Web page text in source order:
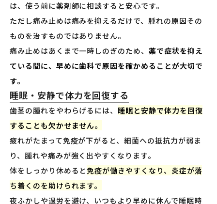
は、使う前に薬剤師に相談すると安心です。
ただし痛み止めは痛みを抑えるだけで、腫れの原因その
ものを治すものではありません。
痛み止めはあくまで一時しのぎのため、 薬で症状を抑え
ている間に、早めに歯科で原因を確かめることが大切で
す。
睡眠・安静で体力を回復する
歯茎の腫れをやわらげるには、 睡眠と安静で体力を回復
することも欠かせません。
疲れがたまって免疫が下がると、細菌への抵抗力が弱ま
り、腫れや痛みが強く出やすくなります。
体をしっかり休めると免疫が働きやすくなり、炎症が落
ち着くのを助けられます。
夜ふかしや過労を避け、いつもより早めに休んで睡眠時